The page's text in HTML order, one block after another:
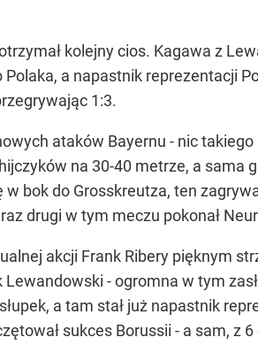
kolejny cios. Kagawa z
a napastnik reprezentacji
1:3.
ataków Bayernu - nic
na 30-40 metrze, a sama
bok do Grosskreutza, ten
drugi w tym meczu pokonał
akcji Frank Ribery pięknym
- ogromna w tym
a tam stał już napastnik
sukces Borussii - a sam, z